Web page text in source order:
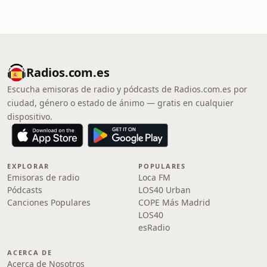
Radios.com.es
Escucha emisoras de radio y pódcasts de Radios.com.es por
ciudad, género o estado de ánimo — gratis en cualquier
dispositivo.
EXPLORAR
Emisoras de radio
Pódcasts
Canciones Populares
POPULARES
Loca FM
LOS40 Urban
COPE Más Madrid
LOS40
esRadio
ACERCA DE
Acerca de Nosotros